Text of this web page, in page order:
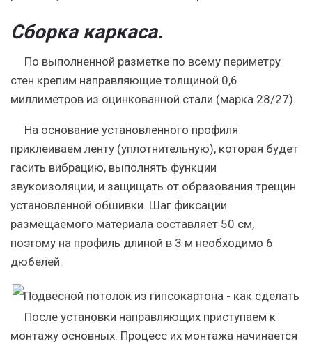
Сборка каркаса.
По выполненной разметке по всему периметру
стен крепим направляющие толщиной 0,6
миллиметров из оцинкованной стали (марка 28/27).
На основание установленного профиля
приклеиваем ленту (уплотнительную), которая будет
гасить вибрацию, выполнять функции
звукоизоляции, и защищать от образования трещин
установленной обшивки. Шаг фиксации
размещаемого материала составляет 50 см,
поэтому на профиль длиной в 3 м необходимо 6
дюбелей.
После установки направляющих приступаем к
монтажу основных. Процесс их монтажа начинается